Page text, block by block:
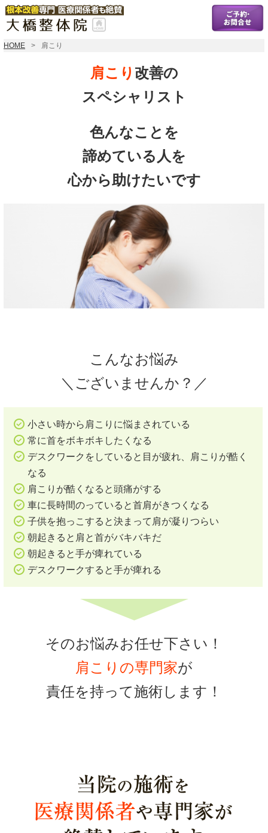
HOME 肩こり
肩こり 改善の
スペシャリスト
色んなことを
諦めている人を
心から助けたいです
こんなお悩み
＼ございませんか？／
小さい時から肩こりに悩まされている
常に首をボキボキしたくなる
デスクワークをしていると目が疲れ、肩こりが酷く
なる
肩こりが酷くなると頭痛がする
車に長時間のっていると首肩がきつくなる
子供を抱っこすると決まって肩が凝りつらい
朝起きると肩と首がバキバキだ
朝起きると手が痺れている
デスクワークすると手が痺れる
そのお悩みお任せ下さい！
肩こりの専門家が
責任を持って施術します！